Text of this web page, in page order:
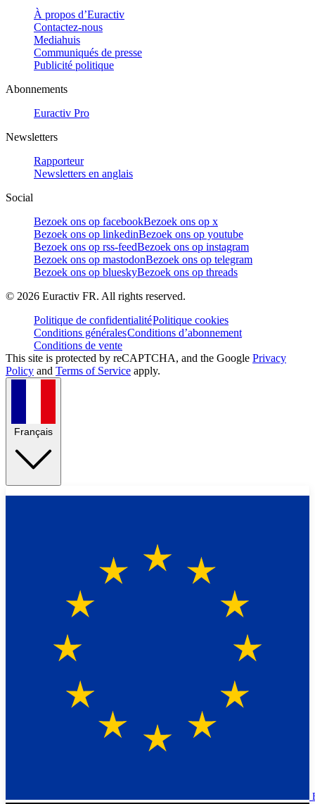
À propos d’Euractiv
Contactez-nous
Mediahuis
Communiqués de presse
Publicité politique
Abonnements
Euractiv Pro
Newsletters
Rapporteur
Newsletters en anglais
Social
Bezoek ons op facebookBezoek ons op x
Bezoek ons op linkedinBezoek ons op youtube
Bezoek ons op rss-feedBezoek ons op instagram
Bezoek ons op mastodonBezoek ons op telegram
Bezoek ons op blueskyBezoek ons op threads
© 2026 Euractiv FR. All rights reserved.
Politique de confidentialitéPolitique cookies
Conditions généralesConditions d’abonnement
Conditions de vente
This site is protected by reCAPTCHA, and the Google Privacy
Policy and Terms of Service apply.
Français